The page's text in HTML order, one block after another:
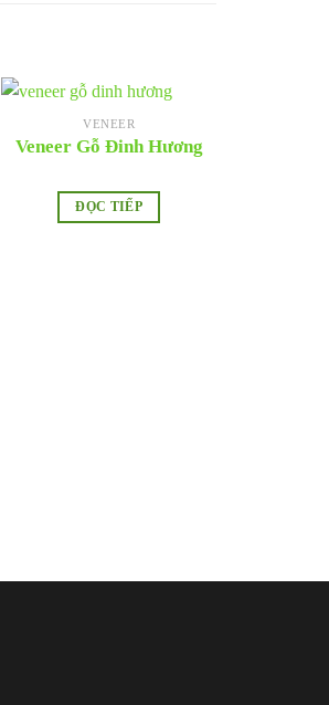
VENEER
Veneer Gỗ Đinh Hương
ĐỌC TIẾP